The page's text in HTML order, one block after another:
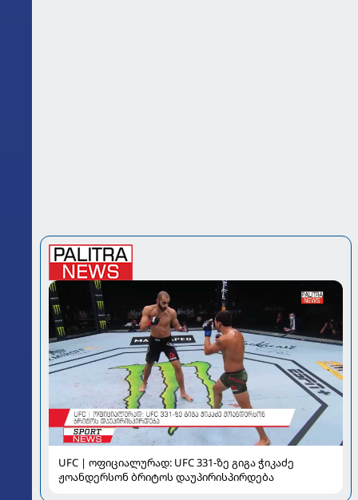
UFC | ოფიციალურად: UFC 331-ზე გიგა ჭიკაძე
ჟოანდერსონ ბრიტოს დაუპირისპირდება